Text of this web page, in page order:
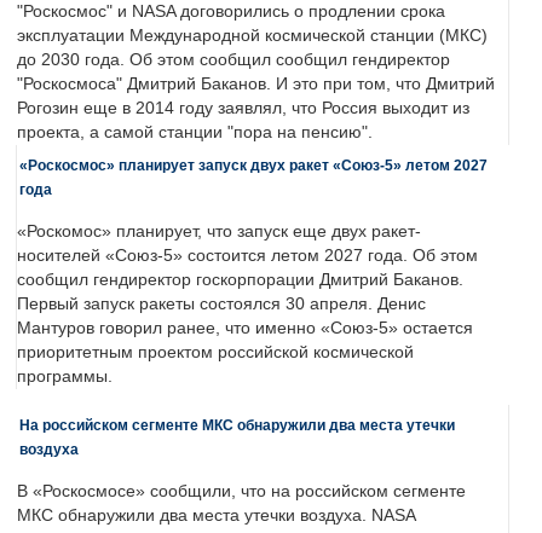
"Роскосмос" и NASA договорились о продлении срока
эксплуатации Международной космической станции (МКС)
до 2030 года. Об этом сообщил сообщил гендиректор
"Роскосмоса" Дмитрий Баканов. И это при том, что Дмитрий
Рогозин еще в 2014 году заявлял, что Россия выходит из
проекта, а самой станции "пора на пенсию".
«Роскосмос» планирует запуск двух ракет «Союз-5» летом 2027
года
«Роскомос» планирует, что запуск еще двух ракет-
носителей «Союз-5» состоится летом 2027 года. Об этом
сообщил гендиректор госкорпорации Дмитрий Баканов.
Первый запуск ракеты состоялся 30 апреля. Денис
Мантуров говорил ранее, что именно «Союз-5» остается
приоритетным проектом российской космической
программы.
На российском сегменте МКС обнаружили два места утечки
воздуха
В «Роскосмосе» сообщили, что на российском сегменте
МКС обнаружили два места утечки воздуха. NASA